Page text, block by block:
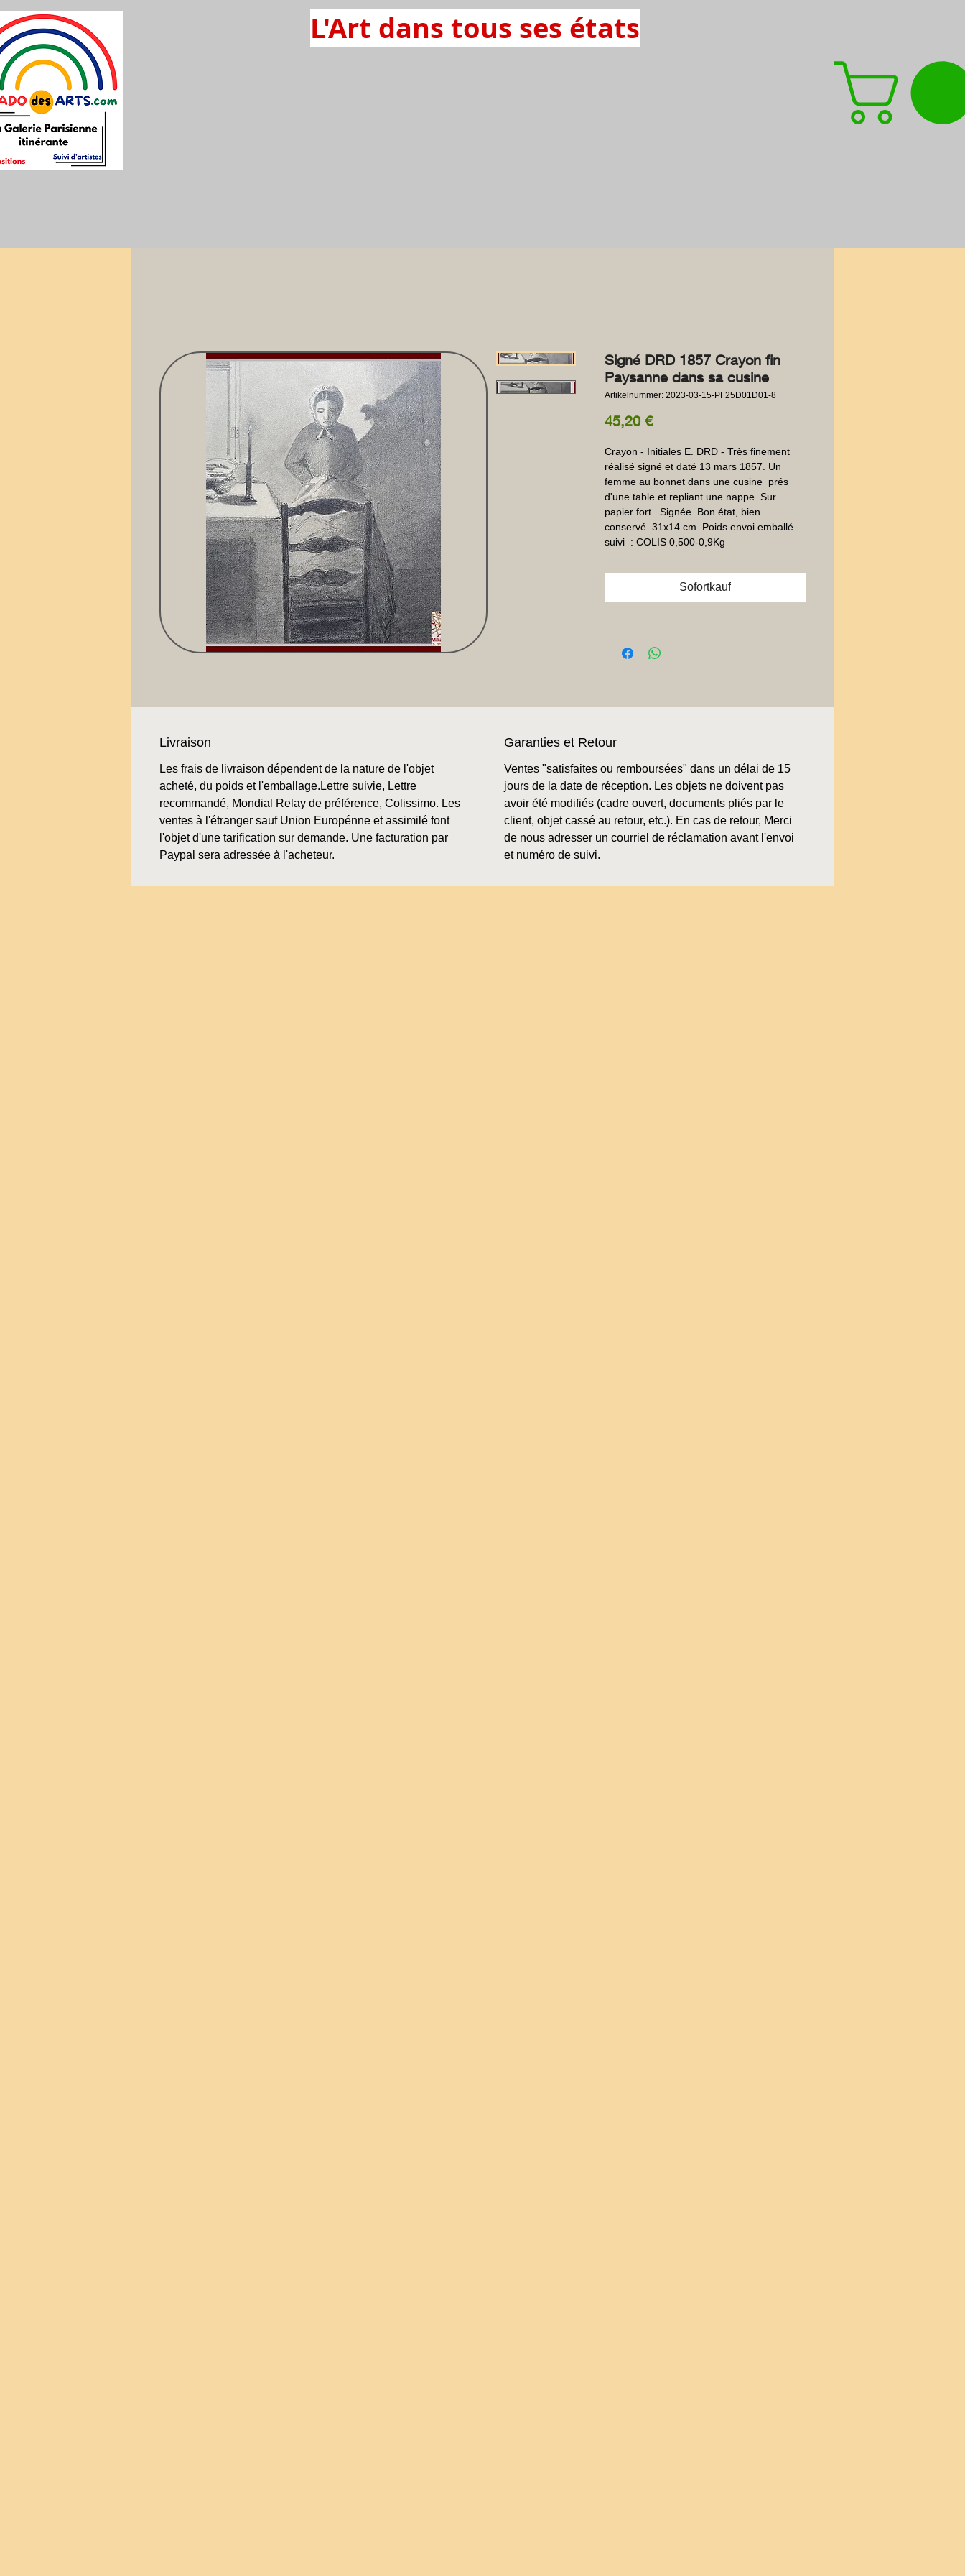
L'Art dans tous ses états
Signé DRD 1857 Crayon fin
Paysanne dans sa cusine
Artikelnummer: 2023-03-15-PF25D01D01-8
45,20 €Preis
Crayon - Initiales E. DRD - Très finement
réalisé signé et daté 13 mars 1857. Un
femme au bonnet dans une cusine  prés
d'une table et repliant une nappe. Sur
papier fort.  Signée. Bon état, bien
conservé. 31x14 cm. Poids envoi emballé
suivi  : COLIS 0,500-0,9Kg
Sofortkauf
Livraison
Les frais de livraison dépendent de la nature de l'objet
acheté, du poids et l'emballage.Lettre suivie, Lettre
recommandé, Mondial Relay de préférence, Colissimo. Les
ventes à l'étranger sauf Union Europénne et assimilé font
l'objet d'une tarification sur demande. Une facturation par
Paypal sera adressée à l'acheteur.
Garanties et Retour
Ventes "satisfaites ou remboursées" dans un délai de 15
jours de la date de réception. Les objets ne doivent pas
avoir été modifiés (cadre ouvert, documents pliés par le
client, objet cassé au retour, etc.). En cas de retour, Merci
de nous adresser un courriel de réclamation avant l'envoi
et numéro de suivi.